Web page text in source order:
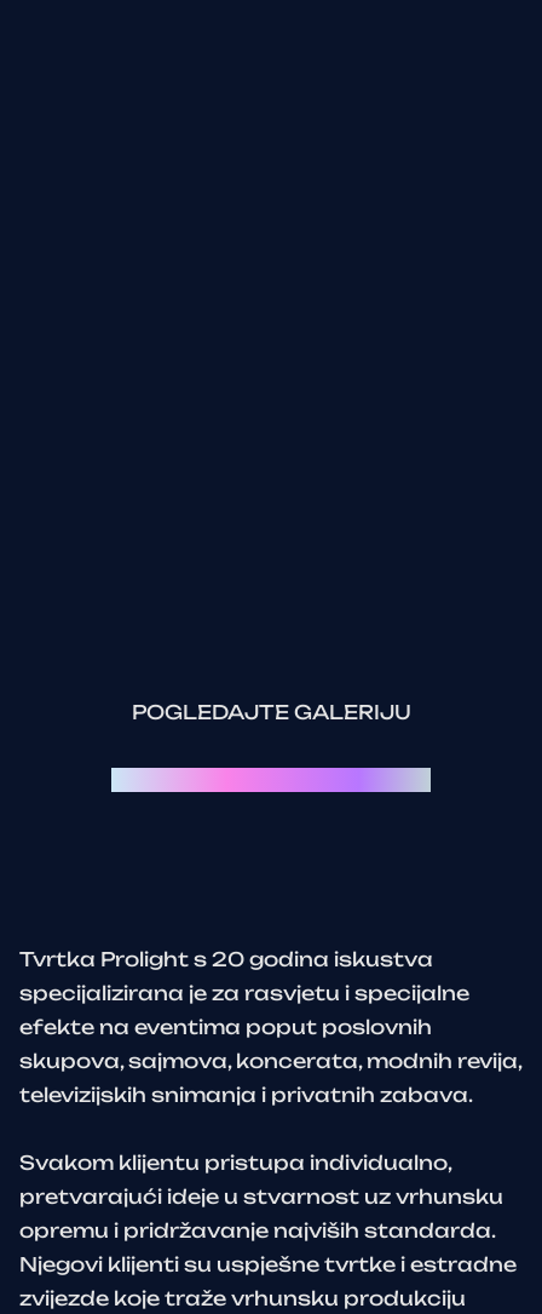
POGLEDAJTE GALERIJU
Tvrtka Prolight s 20 godina iskustva
specijalizirana je za rasvjetu i specijalne
efekte na eventima poput poslovnih
skupova, sajmova, koncerata, modnih revija,
televizijskih snimanja i privatnih zabava.
Svakom klijentu pristupa individualno,
pretvarajući ideje u stvarnost uz vrhunsku
opremu i pridržavanje najviših standarda.
Njegovi klijenti su uspješne tvrtke i estradne
zvijezde koje traže vrhunsku produkciju